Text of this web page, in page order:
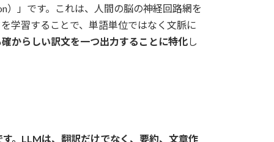
」です。これは、人間の脳の神経回路網を
学習することで、単語単位ではなく文脈に
からしい訳文を一つ出力することに特化し
す。LLMは、翻訳だけでなく、要約、文章作